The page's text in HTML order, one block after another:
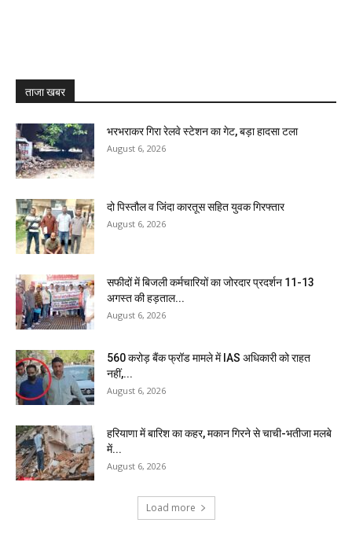
ताजा खबर
भरभराकर गिरा रेलवे स्टेशन का गेट, बड़ा हादसा टला
August 6, 2026
दो पिस्तौल व जिंदा कारतूस सहित युवक गिरफ्तार
August 6, 2026
सफीदों में बिजली कर्मचारियों का जोरदार प्रदर्शन 11-13
अगस्त की हड़ताल...
August 6, 2026
₹560 करोड़ बैंक फ्रॉड मामले में IAS अधिकारी को राहत
नहीं,...
August 6, 2026
हरियाणा में बारिश का कहर, मकान गिरने से चाची-भतीजा मलबे
में...
August 6, 2026
Load more